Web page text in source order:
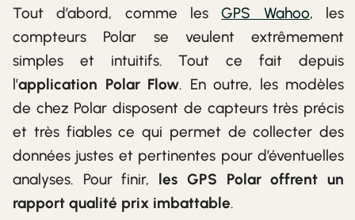
Tout d’abord, comme lesGPS Wahoo, les
compteurs Polar se veulent extrêmement
simples et intuitifs. Tout ce fait depuis
l’application Polar Flow. En outre, les modèles
de chez Polar disposent de capteurs très précis
et très fiables ce qui permet de collecter des
données justes et pertinentes pour d’éventuelles
analyses. Pour finir, les GPS Polar offrent un
rapport qualité prix imbattable.